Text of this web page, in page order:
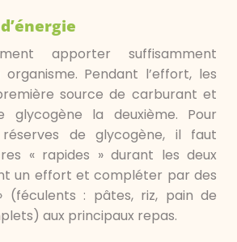
apporter suffisamment
organisme. Pendant l’effort, les
source de carburant et
glycogène la deuxième. Pour
de glycogène, il faut
« rapides » durant les deux
un effort et compléter par des
(féculents : pâtes, riz, pain de
aux principaux repas.